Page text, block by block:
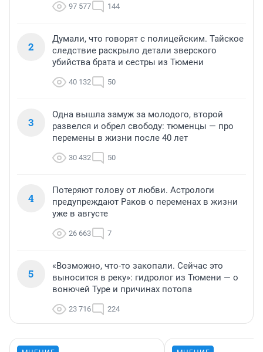
97 577 144
2
Думали, что говорят с полицейским. Тайское
следствие раскрыло детали зверского
убийства брата и сестры из Тюмени
40 132 50
3
Одна вышла замуж за молодого, второй
развелся и обрел свободу: тюменцы — про
перемены в жизни после 40 лет
30 432 50
4
Потеряют голову от любви. Астрологи
предупреждают Раков о переменах в жизни
уже в августе
26 663 7
5
«Возможно, что-то закопали. Сейчас это
выносится в реку»: гидролог из Тюмени — о
вонючей Туре и причинах потопа
23 716 224